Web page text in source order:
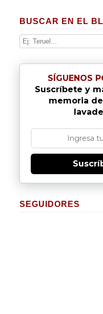
BUSCAR EN EL
SÍGUENOS
Suscríbete y
memoria
SEGUIDORES